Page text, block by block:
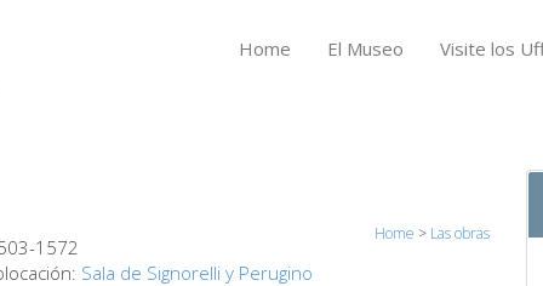
Home El Museo Visite los
Home > Las obras
1572
Sala de Signorelli y Perugino